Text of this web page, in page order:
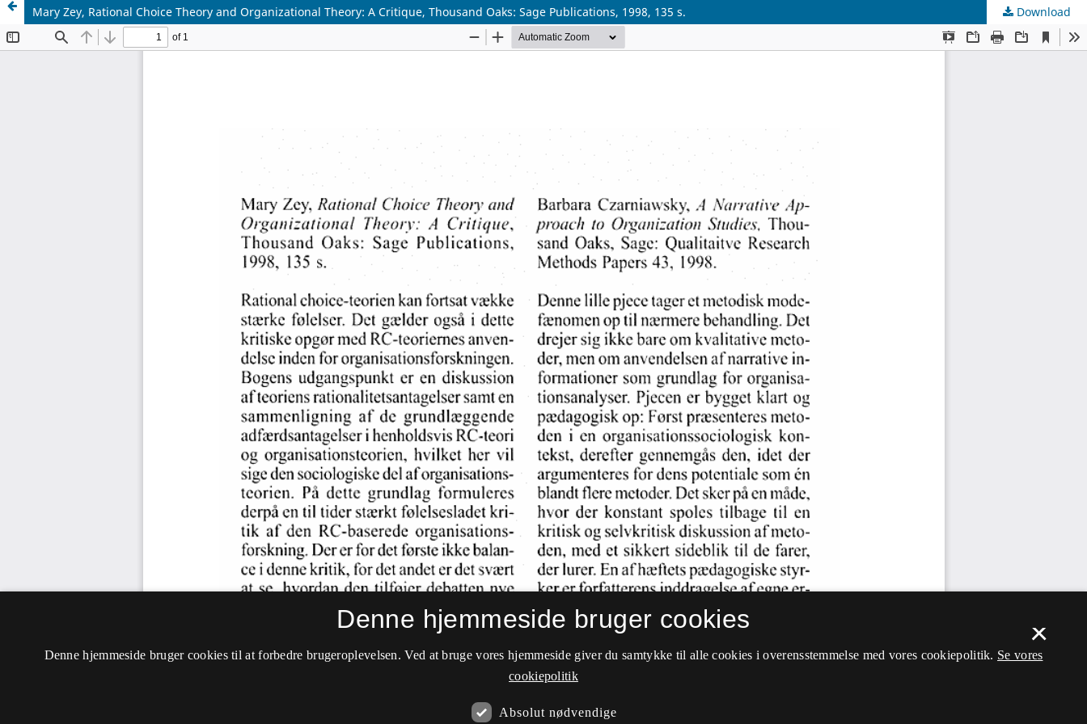
Mary Zey, Rational Choice Theory and Organizational Theory: A Critique, Thousand Oaks: Sage Publications, 1998, 135 s. Download
×
Denne hjemmeside bruger cookies
Denne hjemmeside bruger cookies til at forbedre brugeroplevelsen. Ved at bruge vores hjemmeside giver du samtykke til alle cookies i overensstemmelse med vores cookiepolitik. Se vores
cookiepolitik
Absolut nødvendige